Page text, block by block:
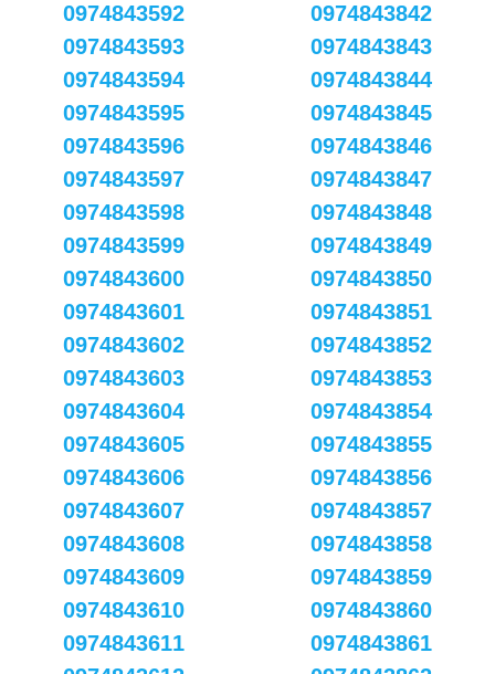
0974843592
0974843593
0974843594
0974843595
0974843596
0974843597
0974843598
0974843599
0974843600
0974843601
0974843602
0974843603
0974843604
0974843605
0974843606
0974843607
0974843608
0974843609
0974843610
0974843611
0974843842
0974843843
0974843844
0974843845
0974843846
0974843847
0974843848
0974843849
0974843850
0974843851
0974843852
0974843853
0974843854
0974843855
0974843856
0974843857
0974843858
0974843859
0974843860
0974843861